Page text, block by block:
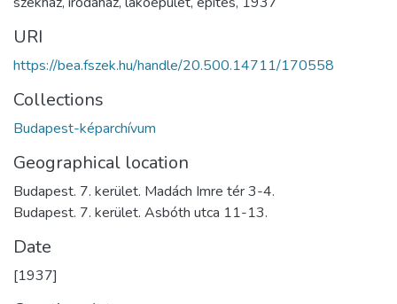
URI
https://bea.fszek.hu/handle/20.500.14711/170558
Collections
Budapest-képarchívum
Geographical location
Budapest. 7. kerület. Madách Imre tér 3-4.
Budapest. 7. kerület. Asbóth utca 11-13.
Date
[1937]